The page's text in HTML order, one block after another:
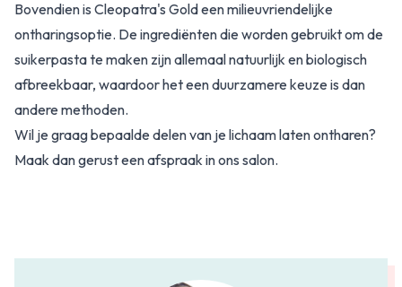
Bovendien is Cleopatra's Gold een milieuvriendelijke
ontharingsoptie. De ingrediënten die worden gebruikt om de
suikerpasta te maken zijn allemaal natuurlijk en biologisch
afbreekbaar, waardoor het een duurzamere keuze is dan
andere methoden.
Wil je graag bepaalde delen van je lichaam laten ontharen?
Maak dan gerusteen afspraak in ons salon.